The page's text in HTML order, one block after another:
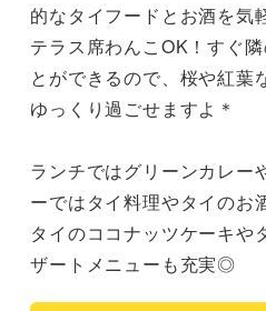
的なタイフードとお酒を気
テラス席わんこOK！すぐ
とができるので、桜や紅葉
ゆっくり過ごせますよ＊
ランチではグリーンカレー
ーではタイ料理やタイのお
タイのココナッツケーキや
ザートメニューも充実◎